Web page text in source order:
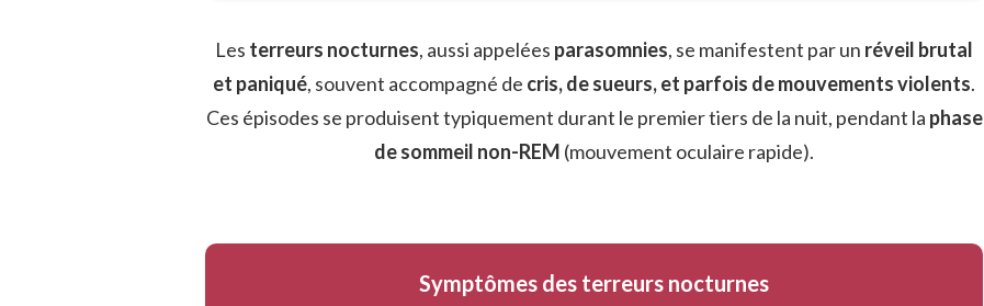
Les terreurs nocturnes, aussi appelées parasomnies, se manifestent par un réveil brutal
et paniqué, souvent accompagné de cris, de sueurs, et parfois de mouvements violents.
Ces épisodes se produisent typiquement durant le premier tiers de la nuit, pendant la phase
de sommeil non-REM (mouvement oculaire rapide).
Symptômes des terreurs nocturnes